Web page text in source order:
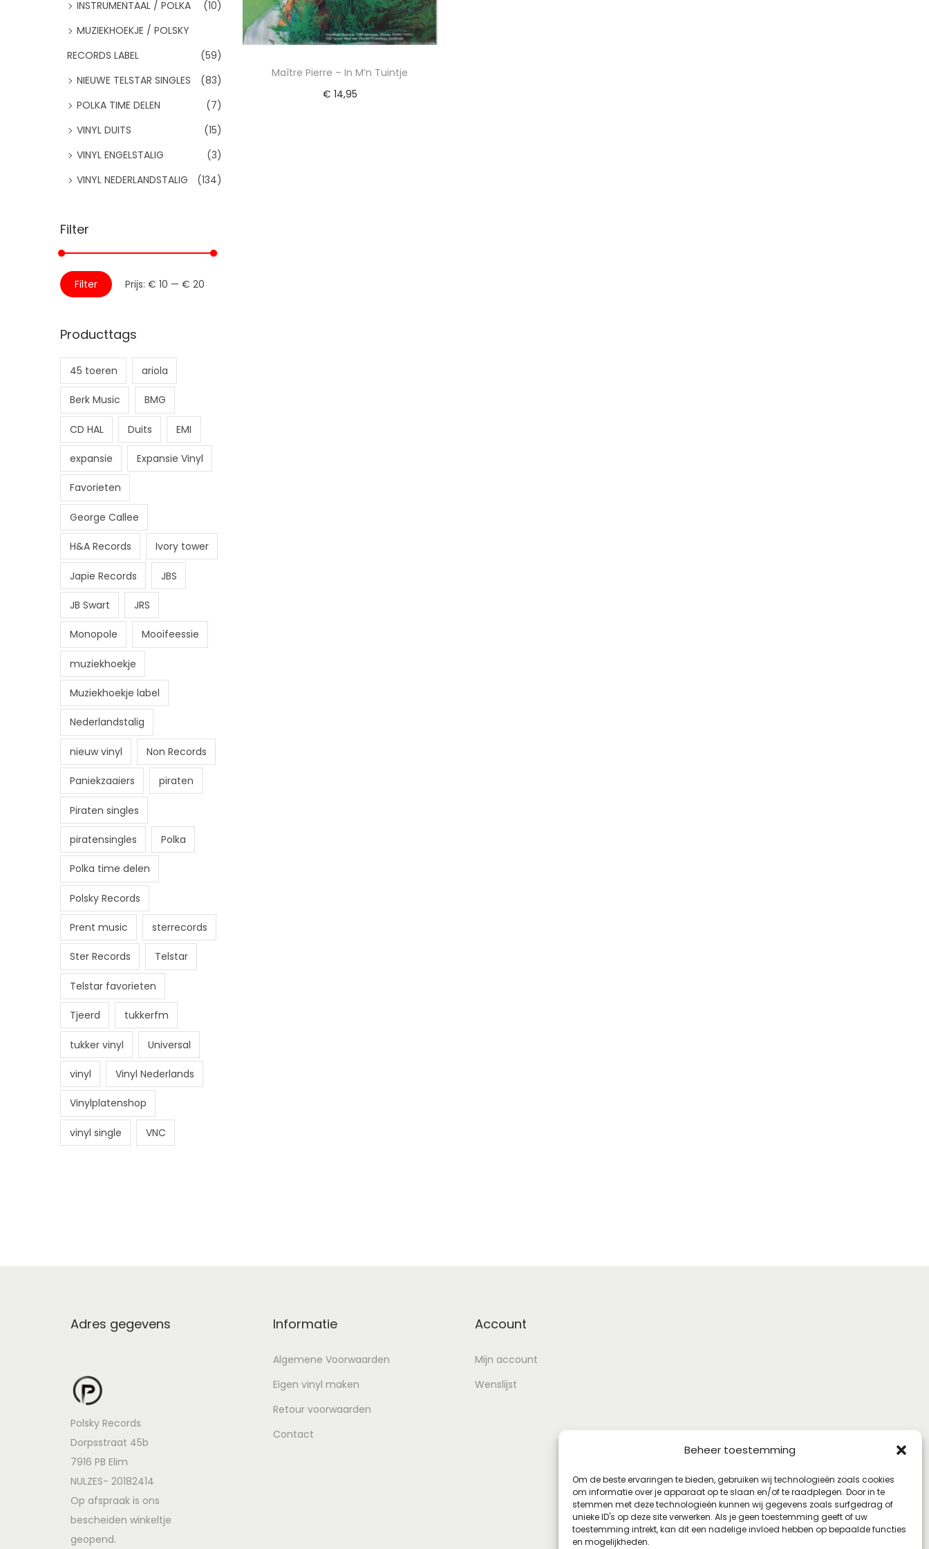
Beheer toestemming
Om de beste ervaringen te bieden, gebruiken wij technologieën zoals cookies
om informatie over je apparaat op te slaan en/of te raadplegen. Door in te
stemmen met deze technologieën kunnen wij gegevens zoals surfgedrag of
unieke ID's op deze site verwerken. Als je geen toestemming geeft of uw
toestemming intrekt, kan dit een nadelige invloed hebben op bepaalde functies
en mogelijkheden.
Maître Pierre – In M’n Tuintje
€ 14,95
INSTRUMENTAAL / POLKA
(10)
MUZIEKHOEKJE / POLSKY
RECORDS LABEL
(59)
NIEUWE TELSTAR SINGLES
(83)
POLKA TIME DELEN
(7)
VINYL DUITS
(15)
VINYL ENGELSTALIG
(3)
VINYL NEDERLANDSTALIG
(134)
Filter
M
.
p
j
M
a
.
p
j
Filter Prijs: € 10 — € 20
Producttags
45 toeren ariola
Berk Music BMG
CD HAL Duits EMI
expansie Expansie Vinyl
Favorieten
George Callee
H&A Records Ivory tower
Japie Records JBS
JB Swart JRS
Monopole Mooifeessie
muziekhoekje
Muziekhoekje label
Nederlandstalig
nieuw vinyl Non Records
Paniekzaaiers piraten
Piraten singles
piratensingles Polka
Polka time delen
Polsky Records
Prent music sterrecords
Ster Records Telstar
Telstar favorieten
Tjeerd tukkerfm
tukker vinyl Universal
vinyl Vinyl Nederlands
Vinylplatenshop
vinyl single VNC
Adres gegevens
Polsky Records
Dorpsstraat 45b
7916 PB Elim
NULZES- 20182414
Op afspraak is ons
bescheiden winkeltje
geopend.
Informatie
Algemene Voorwaarden
Eigen vinyl maken
Retour voorwaarden
Contact
Account
Mijn account
Wenslijst